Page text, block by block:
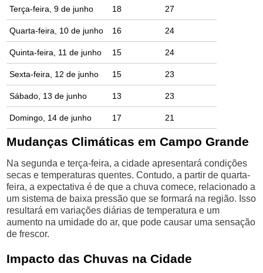
Terça-feira, 9 de junho 18 27
Quarta-feira, 10 de junho 16 24
Quinta-feira, 11 de junho 15 24
Sexta-feira, 12 de junho 15 23
Sábado, 13 de junho 13 23
Domingo, 14 de junho 17 21
Mudanças Climáticas em Campo Grande
Na segunda e terça-feira, a cidade apresentará condições
secas e temperaturas quentes. Contudo, a partir de quarta-
feira, a expectativa é de que a chuva comece, relacionado a
um sistema de baixa pressão que se formará na região. Isso
resultará em variações diárias de temperatura e um
aumento na umidade do ar, que pode causar uma sensação
de frescor.
Impacto das Chuvas na Cidade